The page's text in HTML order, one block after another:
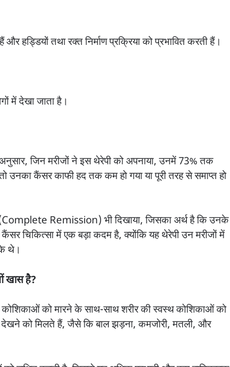
हड्डियों तथा रक्त निर्माण प्रक्रिया को प्रभावित करती हैं।
में देखा जाता है।
जिन मरीजों ने इस थेरेपी को अपनाया, उनमें 73% तक
उनका कैंसर काफी हद तक कम हो गया या पूरी तरह से समाप्त हो
(Complete Remission) भी दिखाया, जिसका अर्थ है कि उनके
कैंसर चिकित्सा में एक बड़ा कदम है, क्योंकि यह थेरेपी उन मरीजों में
थे।
खास है?
कोशिकाओं को मारने के साथ-साथ शरीर की स्वस्थ कोशिकाओं को
को मिलते हैं, जैसे कि बाल झड़ना, कमजोरी, मतली, और